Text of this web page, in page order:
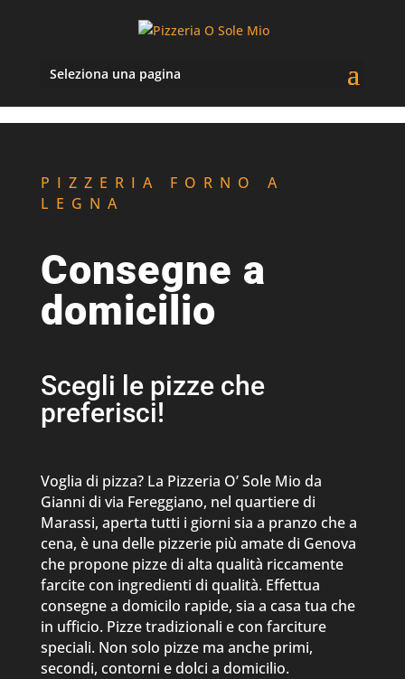
Seleziona una pagina
PIZZERIA FORNO A
LEGNA
Consegne a
domicilio
Scegli le pizze che
preferisci!
Voglia di pizza? La Pizzeria O’ Sole Mio da
Gianni di via Fereggiano, nel quartiere di
Marassi, aperta tutti i giorni sia a pranzo che a
cena, è una delle pizzerie più amate di Genova
che propone pizze di alta qualità riccamente
farcite con ingredienti di qualità. Effettua
consegne a domicilo rapide, sia a casa tua che
in ufficio. Pizze tradizionali e con farciture
speciali. Non solo pizze ma anche primi,
secondi, contorni e dolci a domicilio.